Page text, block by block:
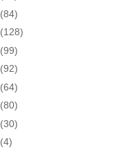
(84)
(128)
(99)
(92)
(64)
(80)
(30)
(4)